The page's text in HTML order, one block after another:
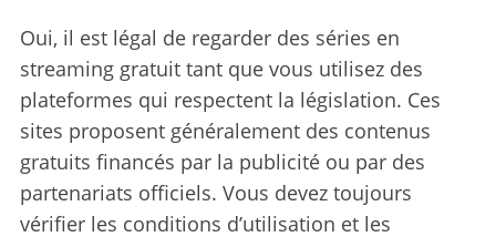
Oui, il est légal de regarder des séries en
streaming gratuit tant que vous utilisez des
plateformes qui respectent la législation. Ces
sites proposent généralement des contenus
gratuits financés par la publicité ou par des
partenariats officiels. Vous devez toujours
vérifier les conditions d’utilisation et les